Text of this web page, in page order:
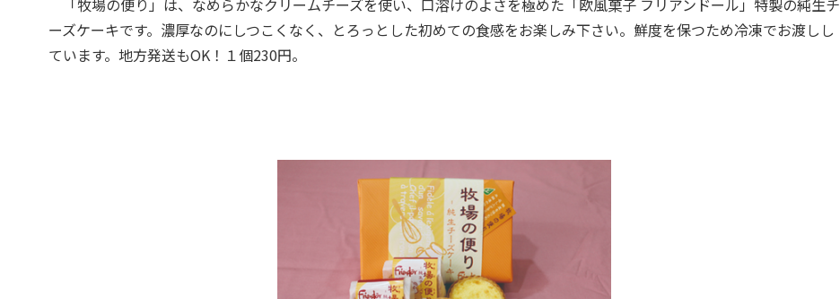
「牧場の便り」は、なめらかなクリームチーズを使い、口溶けのよさを極めた「欧風菓子 フリアンドール」特製の純生チ
ーズケーキです。濃厚なのにしつこくなく、とろっとした初めての食感をお楽しみ下さい。鮮度を保つため冷凍でお渡しし
ています。地方発送もOK！１個230円。